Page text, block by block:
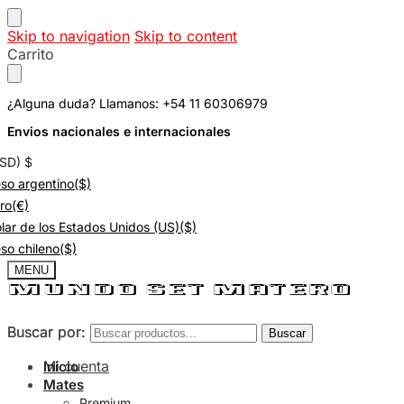
Skip to navigation Skip to content
Carrito
¿Alguna duda? Llamanos: +54 11 60306979
Envios nacionales e internacionales
$
argentino($)
(€)
de los Estados Unidos (US)($)
chileno($)
MENU
Buscar por: Buscar
Mi cuenta
Buscar por: Buscar
Inicio
Mates